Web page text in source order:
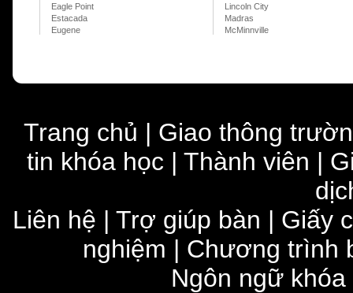
Eagle Point
Lincoln City
Estacada
Madras
Eugene
McMinnville
Trang chủ | Giao thông
tin khóa học | Thành viên |
Liên hệ | Trợ giúp bàn | Giấy
nghiệm | Chương trình
Ngôn ngữ khóa